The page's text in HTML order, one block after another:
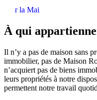
Voir la Maison
À qui
Il n’y a pas de maison sans
immobilier, pas de Maison
n’acquiert pas de biens
leurs propriétés à notre
permettent notre travail